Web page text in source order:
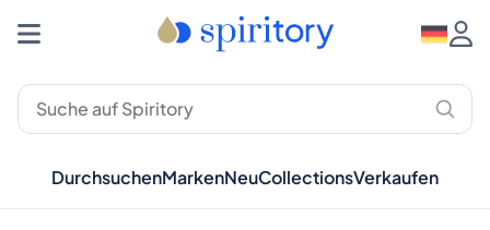
DurchsuchenMarkenNeuCollectionsVerkaufen